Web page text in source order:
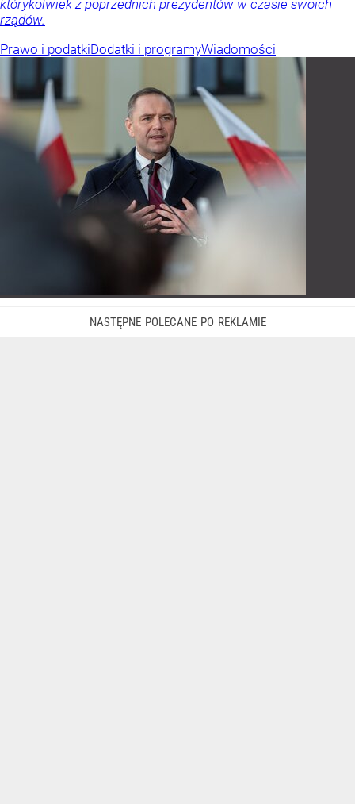
którykolwiek z poprzednich prezydentów w czasie swoich
rządów.
Prawo i podatkiDodatki i programyWiadomości